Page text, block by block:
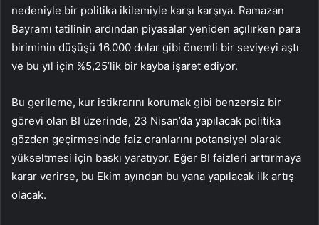
nedeniyle bir politika ikilemiyle karşı karşıya. Ramazan
Bayramı tatilinin ardından piyasalar yeniden açılırken para
biriminin düşüşü 16.000 dolar gibi önemli bir seviyeyi aştı
ve bu yıl için %5,25’lik bir kayba işaret ediyor.
Bu gerileme, kur istikrarını korumak gibi benzersiz bir
görevi olan BI üzerinde, 23 Nisan’da yapılacak politika
gözden geçirmesinde faiz oranlarını potansiyel olarak
yükseltmesi için baskı yaratıyor. Eğer BI faizleri arttırmaya
karar verirse, bu Ekim ayından bu yana yapılacak ilk artış
olacak.